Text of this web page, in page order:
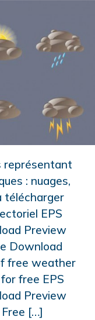
représentant
: nuages,
télécharger
EPS
Preview
Download
free weather
free EPS
Preview
[…]